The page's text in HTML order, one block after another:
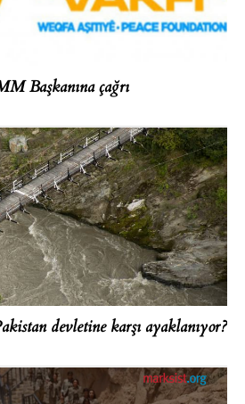
Başkanına çağrı
devletine karşı ayaklanıyor?